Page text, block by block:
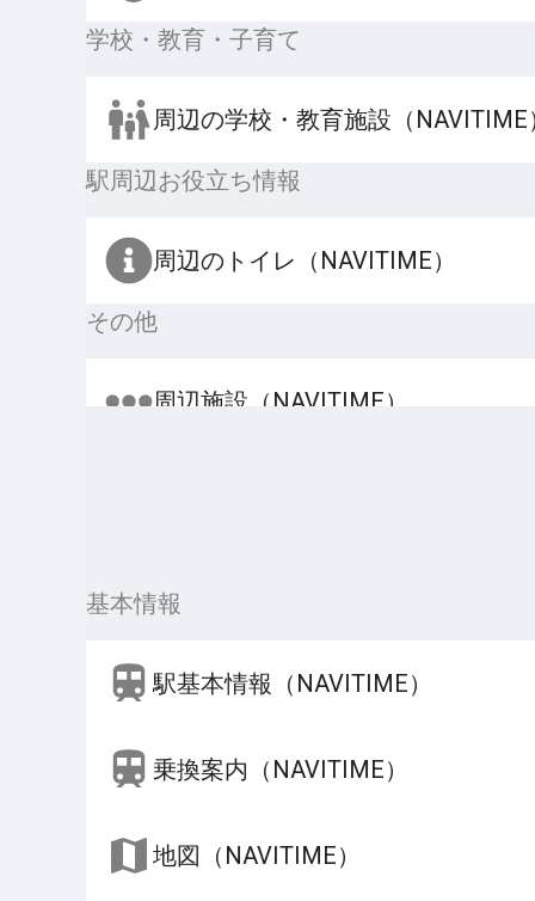
学校・教育・子育て
周辺の学校・教育施設（NAVITIME
駅周辺お役立ち情報
周辺のトイレ（NAVITIME）
その他
周辺施設（NAVITIME）
基本情報
駅基本情報（NAVITIME）
乗換案内（NAVITIME）
地図（NAVITIME）